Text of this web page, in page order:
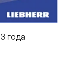
года